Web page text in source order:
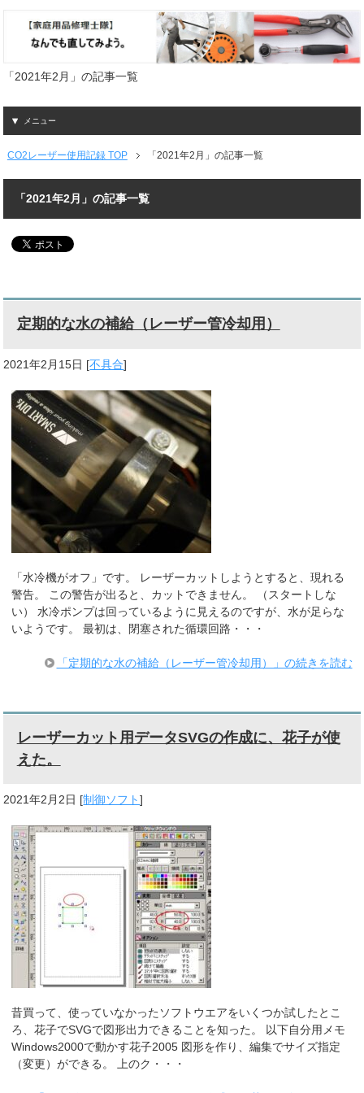
「2021年2月」の記事一覧
メニュー
CO2レーザー使用記録 TOP 「2021年2月」の記事一覧
「2021年2月」の記事一覧
定期的な水の補給（レーザー管冷却用）
2021年2月15日 [不具合]
「水冷機がオフ」です。 レーザーカットしようとすると、現れる
警告。 この警告が出ると、カットできません。 （スタートしな
い） 水冷ポンプは回っているように見えるのですが、水が足らな
いようです。 最初は、閉塞された循環回路・・・
「定期的な水の補給（レーザー管冷却用）」の続きを読む
レーザーカット用データSVGの作成に、花子が使
えた。
2021年2月2日 [制御ソフト]
昔買って、使っていなかったソフトウエアをいくつか試したとこ
ろ、花子でSVGで図形出力できることを知った。 以下自分用メモ
Windows2000で動かす花子2005 図形を作り、編集でサイズ指定
（変更）ができる。 上のク・・・